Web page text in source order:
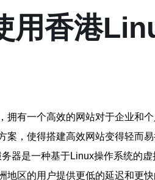
用香港
拥有一个高效的网站对于企业和
案，使得搭建高效网站变得轻而易
器是一种基于Linux操作系统的
地区的用户提供更低的延迟和更快